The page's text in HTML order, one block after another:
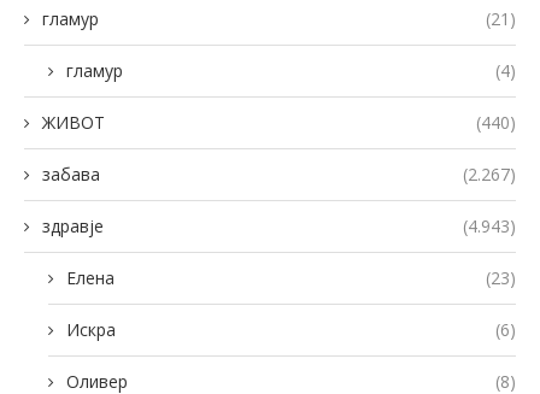
гламур (21)
гламур (4)
ЖИВОТ (440)
забава (2.267)
здравје (4.943)
Елена (23)
Искра (6)
Оливер (8)